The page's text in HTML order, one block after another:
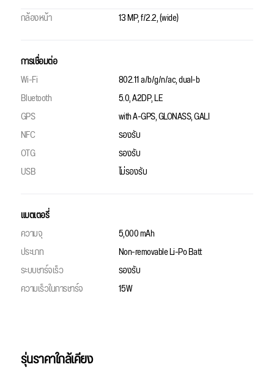
กล้องหน้า
13 MP, f/2.2, (wide)
การเชื่อมต่อ
Wi-Fi
802.11 a/b/g/n/ac, dual-b
Bluetooth
5.0, A2DP, LE
GPS
with A-GPS, GLONASS, GALI
NFC
รองรับ
OTG
รองรับ
USB
ไม่รองรับ
แบตเตอรี่
ความจุ
5,000 mAh
ประเภท
Non-removable Li-Po Batt
ระบบชาร์จเร็ว
รองรับ
ความเร็วในการชาร์จ
15W
รุ่นราคาใกล้เคียง